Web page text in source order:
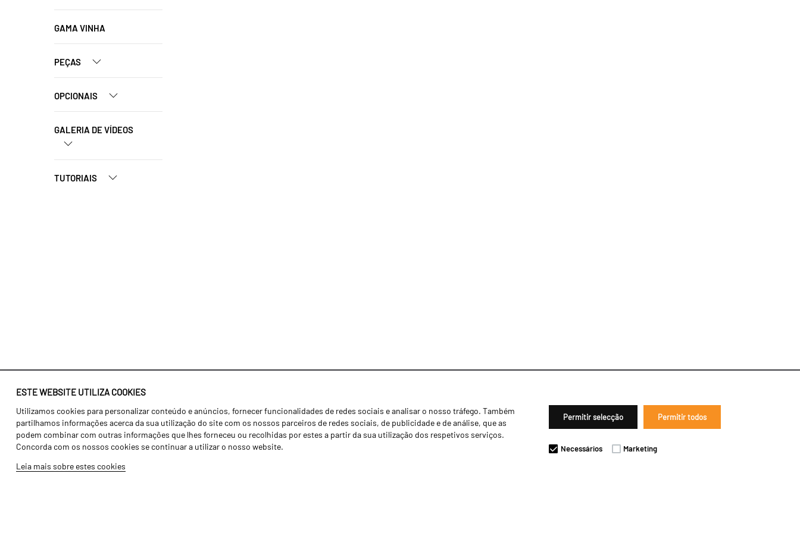
ESTE WEBSITE UTILIZA COOKIES
Utilizamos cookies para personalizar conteúdo e anúncios, fornecer funcionalidades de redes sociais e analisar o nosso tráfego. Também
partilhamos informações acerca da sua utilização do site com os nossos parceiros de redes sociais, de publicidade e de análise, que as
podem combinar com outras informações que lhes forneceu ou recolhidas por estes a partir da sua utilização dos respetivos serviços.
Concorda com os nossos cookies se continuar a utilizar o nosso website.
Leia mais sobre estes cookies
Permitir selecção Permitir todos
Necessários Marketing
GAMA VINHA
PEÇAS
OPCIONAIS
GALERIA DE VÍDEOS
TUTORIAIS
Identidade
História
Fábrica / Produção
Recursos Humanos
Agricultura
Transportes
Gama Floresta
Notícias
Concessionários